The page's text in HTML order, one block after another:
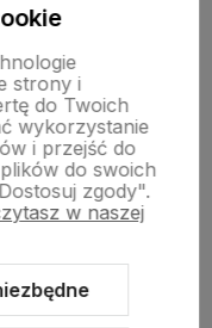
Modern 3.0™
strony i
do Twoich
wykorzystanie
i przejść do
do swoich
zgody".
w naszej